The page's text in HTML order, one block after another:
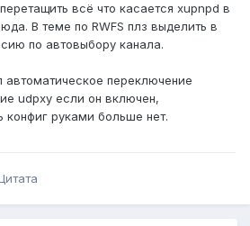
всё что касается xupnpd в
В теме по RWFS плз выделить в
по автовыбору канала.
автоматическое переключение
udpxy если он включен,
конфиг руками больше нет.